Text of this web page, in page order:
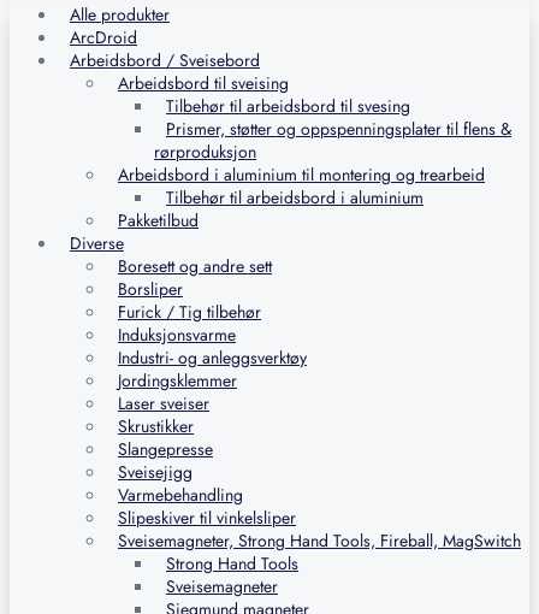
Alle produkter
ArcDroid
Arbeidsbord / Sveisebord
Arbeidsbord til sveising
Tilbehør til arbeidsbord til svesing
Prismer, støtter og oppspenningsplater til flens &
rørproduksjon
Arbeidsbord i aluminium til montering og trearbeid
Tilbehør til arbeidsbord i aluminium
Pakketilbud
Diverse
Boresett og andre sett
Borsliper
Furick / Tig tilbehør
Induksjonsvarme
Industri- og anleggsverktøy
Jordingsklemmer
Laser sveiser
Skrustikker
Slangepresse
Sveisejigg
Varmebehandling
Slipeskiver til vinkelsliper
Sveisemagneter, Strong Hand Tools, Fireball, MagSwitch
Strong Hand Tools
Sveisemagneter
Siegmund magneter